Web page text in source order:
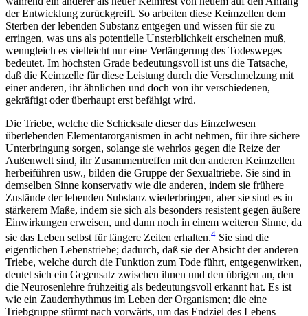
der Entwicklung zurückgreift. So arbeiten diese Keimzellen dem
Sterben der lebenden Substanz entgegen und wissen für sie zu
erringen, was uns als potentielle Unsterblichkeit erscheinen muß,
wenngleich es vielleicht nur eine Verlängerung des Todesweges
bedeutet. Im höchsten Grade bedeutungsvoll ist uns die Tatsache,
daß die Keimzelle für diese Leistung durch die Verschmelzung mit
einer anderen, ihr ähnlichen und doch von ihr verschiedenen,
gekräftigt oder überhaupt erst befähigt wird.
Die Triebe, welche die Schicksale dieser das Einzelwesen
überlebenden Elementarorganismen in acht nehmen, für ihre sichere
Unterbringung sorgen, solange sie wehrlos gegen die Reize der
Außenwelt sind, ihr Zusammentreffen mit den anderen Keimzellen
herbeiführen usw., bilden die Gruppe der Sexualtriebe. Sie sind in
demselben Sinne konservativ wie die anderen, indem sie frühere
Zustände der lebenden Substanz wiederbringen, aber sie sind es in
stärkerem Maße, indem sie sich als besonders resistent gegen äußere
Einwirkungen erweisen, und dann noch in einem weiteren Sinne, da
sie das Leben selbst für längere Zeiten erhalten.4 Sie sind die
eigentlichen Lebenstriebe; dadurch, daß sie der Absicht der anderen
Triebe, welche durch die Funktion zum Tode führt, entgegenwirken,
deutet sich ein Gegensatz zwischen ihnen und den übrigen an, den
die Neurosenlehre frühzeitig als bedeutungsvoll erkannt hat. Es ist
wie ein Zauderrhythmus im Leben der Organismen; die eine
Triebgruppe stürmt nach vorwärts, um das Endziel des Lebens